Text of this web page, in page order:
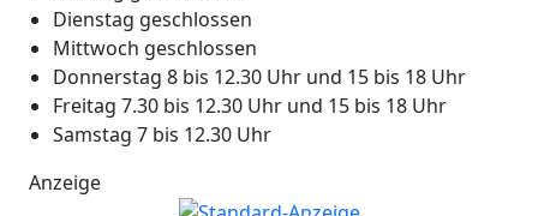
Dienstag geschlossen
Mittwoch geschlossen
Donnerstag 8 bis 12.30 Uhr und 15 bis 18 Uhr
Freitag 7.30 bis 12.30 Uhr und 15 bis 18 Uhr
Samstag 7 bis 12.30 Uhr
Anzeige